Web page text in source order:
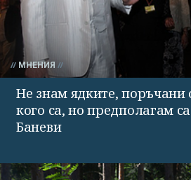
МНЕНИЯ
Не знам ядките, поръчани
кого са, но предполагам
Баневи